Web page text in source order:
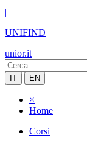
|
UNIFIND
unior.it
IT EN
×
Home
Corsi